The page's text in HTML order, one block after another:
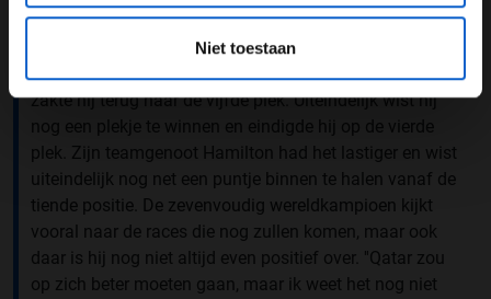
Niet toestaan
mee omgaan dan de andere. ''Ik voelde mij op zich wel
comfortabel. We hadden ook een mooie voorsprong
van ruim 12 seconden opgebouwd.'' Met de rode vlag
zakte hij terug naar de vijfde plek. Uiteindelijk wist hij
nog een plekje te winnen en eindigde hij op de vierde
plek. Zijn teamgenoot Hamilton had het lastiger en wist
uiteindelijk nog net een puntje binnen te halen vanaf de
tiende positie. De zevenvoudig wereldkampioen kijkt
vooral naar de races die nog zullen komen, maar ook
daar is hij nog niet altijd even positief over. ''Qatar zou
op zich beter moeten gaan, maar ik weet het nog niet